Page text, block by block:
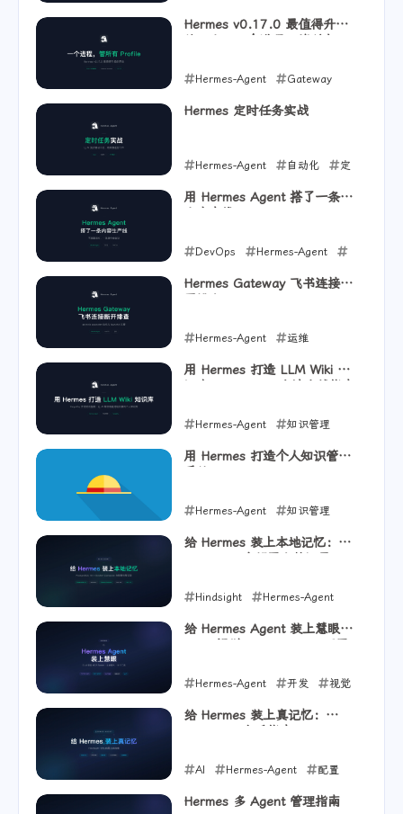
BrowserHarness
Hermes v0.17.0 最值得升级
Hermes-Agent Gateway
Profile
Hermes 定时任务实战
Hermes-Agent 自动化 定
时任务
用 Hermes Agent 搭了一条内
DevOps Hermes-Agent
工作流
Hermes Gateway 飞书连接断
Hermes-Agent 运维
macOS
用 Hermes 打造 LLM Wiki 知
Hermes-Agent 知识管理
LLM-Wiki
用 Hermes 打造个人知识管理
Hermes-Agent 知识管理
PARA
给 Hermes 装上本地记忆：
Hindsight Hermes-Agent
PostgreSQL
给 Hermes Agent 装上慧眼：
Hermes-Agent 开发 视觉
理解
给 Hermes 装上真记忆：
AI Hermes-Agent 配置
2026-05-17
Hermes 多 Agent 管理指南